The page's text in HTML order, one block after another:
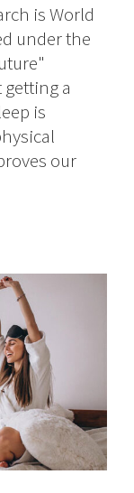
is World
under the
a
is
our